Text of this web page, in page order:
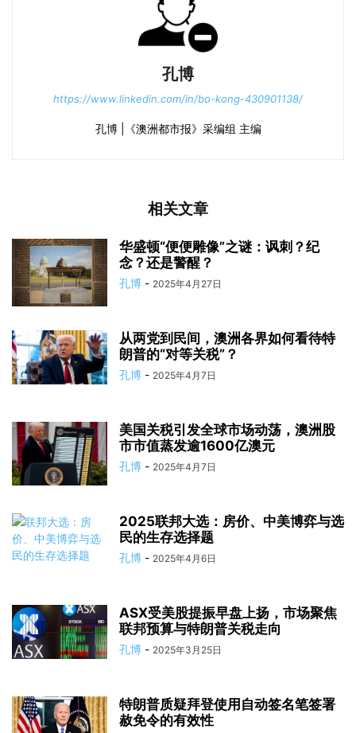
孔博
https://www.linkedin.com/in/bo-kong-430901138/
孔博 |《澳洲都市报》采编组 主编
相关文章
华盛顿“便便雕像”之谜：讽刺？纪
念？还是警醒？
孔博 - 2025年4月27日
从两党到民间，澳洲各界如何看待特
朗普的“对等关税”？
孔博 - 2025年4月7日
美国关税引发全球市场动荡，澳洲股
市市值蒸发逾1600亿澳元
孔博 - 2025年4月7日
2025联邦大选：房价、中美博弈与选
民的生存选择题
孔博 - 2025年4月6日
ASX受美股提振早盘上扬，市场聚焦
联邦预算与特朗普关税走向
孔博 - 2025年3月25日
特朗普质疑拜登使用自动签名笔签署
赦免令的有效性